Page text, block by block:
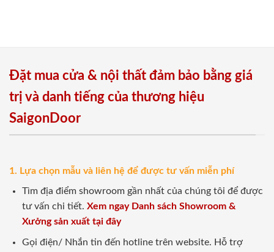
Đặt mua cửa & nội thất đảm bảo bằng giá
trị và danh tiếng của thương hiệu
SaigonDoor
1. Lựa chọn mẫu và liên hệ để được tư vấn miễn phí
Tìm địa điểm showroom gần nhất của chúng tôi để được
tư vấn chi tiết. Xem ngay Danh sách Showroom &
Xưởng sản xuất tại đây
Gọi điện/ Nhắn tin đến hotline trên website. Hỗ trợ